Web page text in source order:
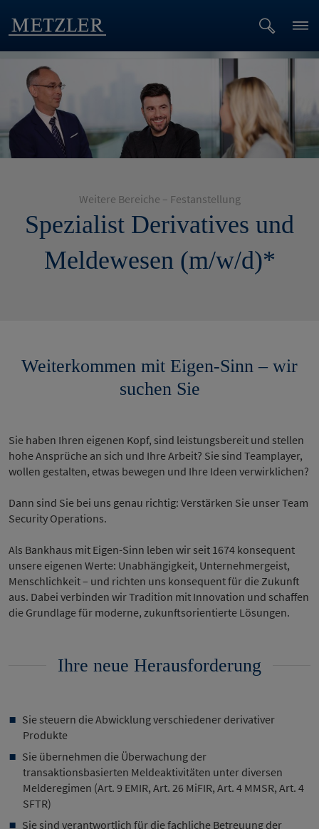
Weitere Bereiche – Festanstellung
Spezialist Derivatives und
Meldewesen (m/w/d)*
Weiterkommen mit Eigen-Sinn – wir
suchen Sie
Sie haben Ihren eigenen Kopf, sind leistungsbereit und stellen
hohe Ansprüche an sich und Ihre Arbeit? Sie sind Teamplayer,
wollen gestalten, etwas bewegen und Ihre Ideen verwirklichen?
Dann sind Sie bei uns genau richtig: Verstärken Sie unser Team
Security Operations.
Als Bankhaus mit Eigen-Sinn leben wir seit 1674 konsequent
unsere eigenen Werte: Unabhängigkeit, Unternehmergeist,
Menschlichkeit – und richten uns konsequent für die Zukunft
aus. Dabei verbinden wir Tradition mit Innovation und schaffen
die Grundlage für moderne, zukunftsorientierte Lösungen.
Ihre neue Herausforderung
Sie steuern die Abwicklung verschiedener derivativer
Produkte
Sie übernehmen die Überwachung der
transaktionsbasierten Meldeaktivitäten unter diversen
Melderegimen (Art. 9 EMIR, Art. 26 MiFIR, Art. 4 MMSR, Art. 4
SFTR)
Sie sind verantwortlich für die fachliche Betreuung der